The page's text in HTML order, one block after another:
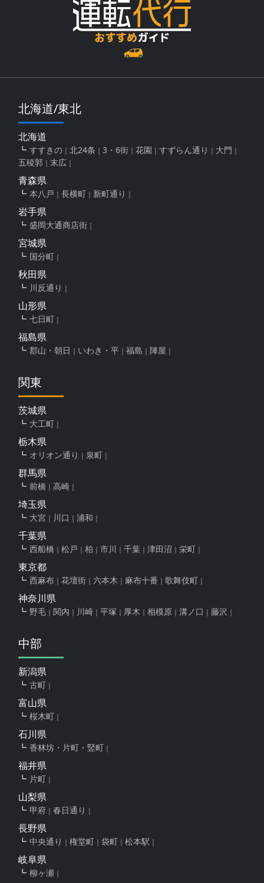
北海道/東北
北海道
すすきの 北24条 3・6街 花園 すずらん通り
大門
五稜郭
末広
青森県
本八戸 長横町 新町通り
岩手県
盛岡大通商店街
宮城県
国分町
秋田県
川反通り
山形県
七日町
福島県
郡山・朝日 いわき・平 福島 陣屋
関東
茨城県
大工町
栃木県
オリオン通り 泉町
群馬県
前橋 高崎
埼玉県
大宮 川口 浦和
千葉県
西船橋 松戸 柏 市川 千葉 津田沼 栄町
東京都
西麻布 花壇街 六本木 麻布十番 歌舞伎町
神奈川県
野毛 関内 川崎 平塚 厚木 相模原 溝ノ口 藤沢
中部
新潟県
古町
富山県
桜木町
石川県
香林坊・片町・竪町
福井県
片町
山梨県
甲府 春日通り
長野県
中央通り 権堂町 袋町 松本駅
岐阜県
柳ヶ瀬